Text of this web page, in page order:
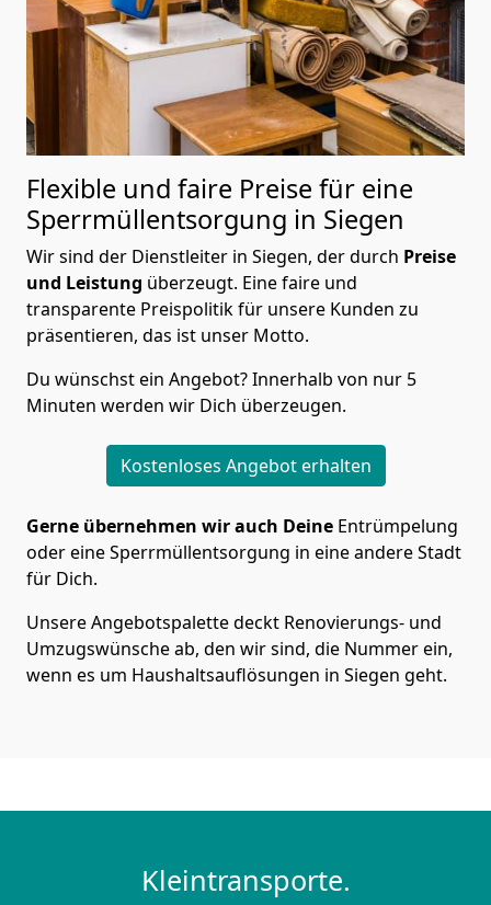
Flexible und faire Preise für eine
Sperrmüllentsorgung in Siegen
Wir sind der Dienstleiter in Siegen, der durch Preise
und Leistung überzeugt. Eine faire und
transparente Preispolitik für unsere Kunden zu
präsentieren, das ist unser Motto.
Du wünschst ein Angebot? Innerhalb von nur 5
Minuten werden wir Dich überzeugen.
Kostenloses Angebot erhalten
Gerne übernehmen wir auch Deine Entrümpelung
oder eine Sperrmüllentsorgung in eine andere Stadt
für Dich.
Unsere Angebotspalette deckt Renovierungs- und
Umzugswünsche ab, den wir sind, die Nummer ein,
wenn es um Haushaltsauflösungen in Siegen geht.
Kleintransporte.